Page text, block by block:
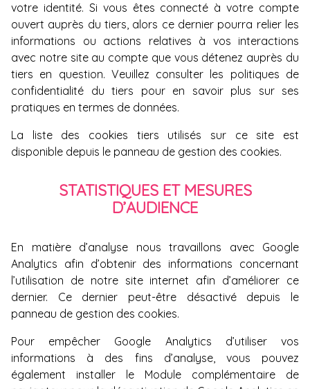
votre identité. Si vous êtes connecté à votre compte
ouvert auprès du tiers, alors ce dernier pourra relier les
informations ou actions relatives à vos interactions
avec notre site au compte que vous détenez auprès du
tiers en question. Veuillez consulter les politiques de
confidentialité du tiers pour en savoir plus sur ses
pratiques en termes de données.
La liste des cookies tiers utilisés sur ce site est
disponible depuis le panneau de gestion des cookies.
STATISTIQUES ET MESURES
D’AUDIENCE
En matière d’analyse nous travaillons avec Google
Analytics afin d’obtenir des informations concernant
l’utilisation de notre site internet afin d’améliorer ce
dernier. Ce dernier peut-être désactivé depuis le
panneau de gestion des cookies.
Pour empêcher Google Analytics d’utiliser vos
informations à des fins d’analyse, vous pouvez
également installer le Module complémentaire de